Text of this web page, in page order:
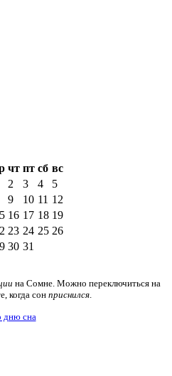
чт пт сб вс
2 3 4
5
9 10 11 12
16 17 18 19
23 24 25 26
30 31
на Сомне. Можно переключиться на
когда сонприснился
дню сна